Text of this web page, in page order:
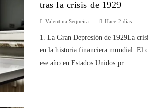
tras la crisis de 1929
Valentina Sequeira Hace 2 días
1. La Gran Depresión de 1929La
en la historia financiera mundial. El
ese año en Estados Unidos pr...